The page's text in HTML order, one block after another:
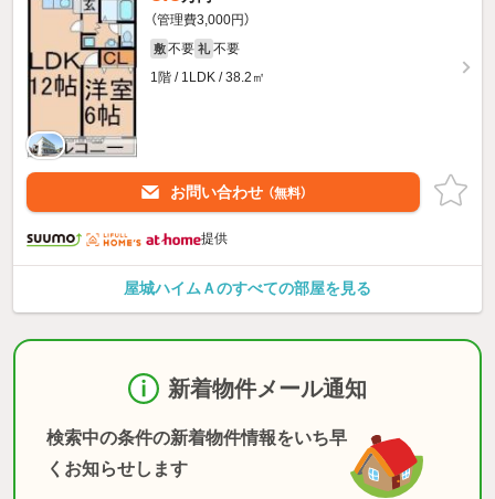
（管理費3,000円）
敷 不要 礼 不要
1階 / 1LDK / 38.2㎡
お問い合わせ （無料）
提供
屋城ハイムＡのすべての部屋を見る
新着物件メール通知
検索中の条件の新着物件情報をいち早
くお知らせします